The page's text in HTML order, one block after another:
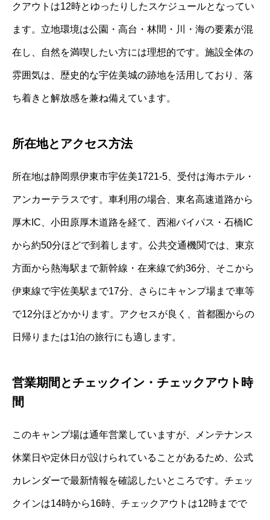
クアウトは12時とゆったりしたスケジュールとなってい
ます。立地環境は公園・高台・林間・川・海の要素が混
在し、自然を満喫したい方には理想的です。施設全体の
雰囲気は、歴史的な宇佐美城の跡地を活用しており、落
ち着きと解放感を兼ね備えています。
所在地とアクセス方法
所在地は静岡県伊東市宇佐美1721-5、受付は海ホテル・
アンカーテラスです。車利用の場合、東名高速道路から
厚木IC、小田原厚木道路を経て、西湘バイパス・石橋IC
から約50分ほどで到着します。公共交通機関では、東京
方面から熱海駅まで新幹線・在来線で約36分、そこから
伊東線で宇佐美駅まで17分、さらにキャンプ場まで車等
で12分ほどかかります。アクセスが良く、首都圏からの
日帰りまたは1泊の旅行にも適します。
営業期間とチェックイン・チェックアウト時
間
このキャンプ場は通年営業していますが、メンテナンス
休業日や定休日が設けられていることがあるため、公式
カレンダーで最新情報を確認したいところです。チェッ
クインは14時から16時、チェックアウトは12時までで